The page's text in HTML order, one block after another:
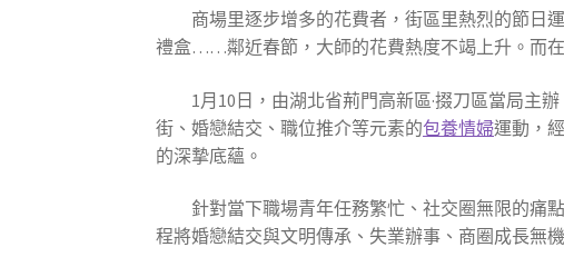
商場里逐步增多的花費者，街區里熱烈的節日
禮盒……鄰近春節，大師的花費熱度不竭上升。而
1月10日，由湖北省荊門高新區·掇刀區當局主
街、婚戀結交、職位推介等元素的包養情婦運動，
的深摯底蘊。
針對當下職場青年任務繁忙、社交圈無限的痛
程將婚戀結交與文明傳承、失業辦事、商圈成長無